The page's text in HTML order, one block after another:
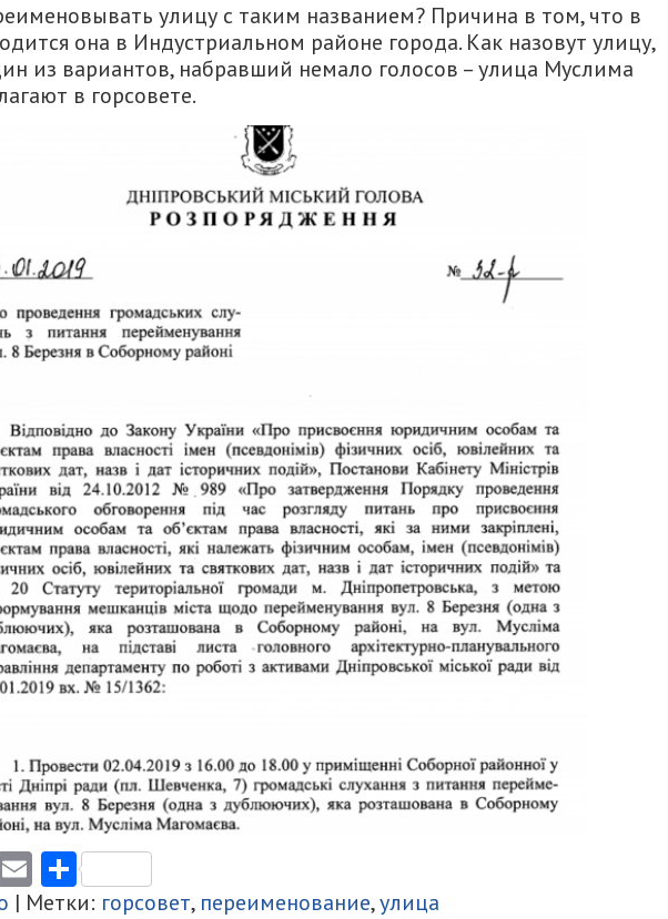
улицу с таким названием? Причина в том, что в
она в Индустриальном районе города. Как назовут улицу,
из вариантов, набравший немало голосов – улица Муслима
в горсовете.
EmailПоділитися
| Метки: горсовет, переименование,улица